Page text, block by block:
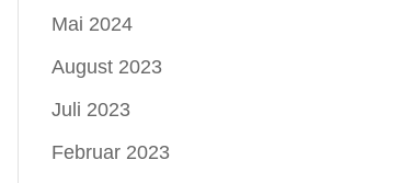
Mai 2024
August 2023
Juli 2023
Februar 2023